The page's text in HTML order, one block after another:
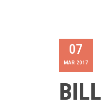
07
MAR 2017